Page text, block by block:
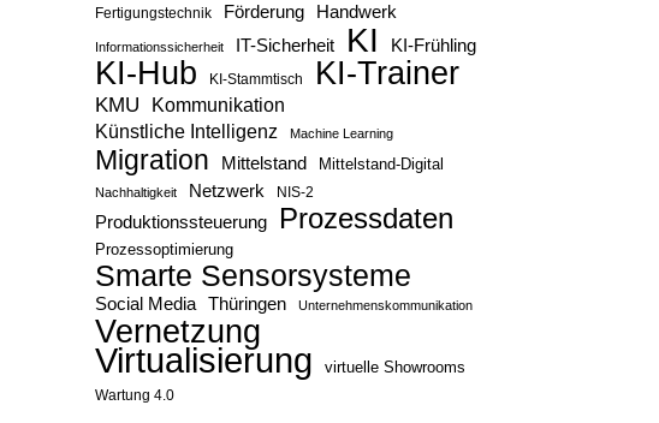
Fertigungstechnik Förderung Handwerk
Informationssicherheit IT-Sicherheit KI KI-Frühling
KI-Hub KI-Stammtisch KI-Trainer
KMU
Kommunikation
Künstliche Intelligenz
Machine Learning
Migration Mittelstand Mittelstand-Digital
Nachhaltigkeit Netzwerk NIS-2
Produktionssteuerung Prozessdaten
Prozessoptimierung
Smarte Sensorsysteme
Social Media Thüringen Unternehmenskommunikation
Vernetzung
Virtualisierung
virtuelle Showrooms
Wartung 4.0